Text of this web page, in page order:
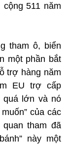
511 năm
tham ô, biển
một phần bắt
trợ hàng năm
EU trợ cấp
quá lớn và nó
của các
tham đã
này một